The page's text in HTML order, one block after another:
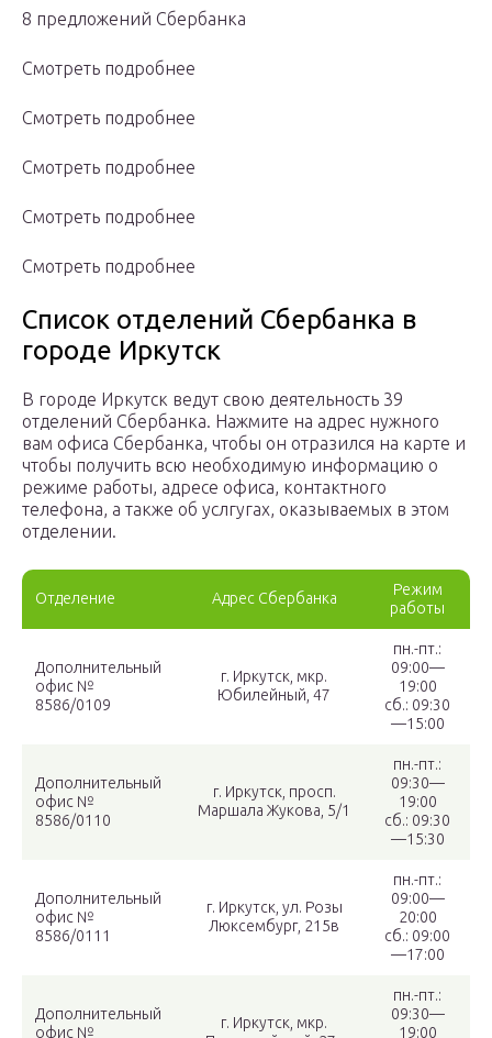
8 предложений Сбербанка
Смотреть подробнее
Смотреть подробнее
Смотреть подробнее
Смотреть подробнее
Смотреть подробнее
Список отделений Сбербанка в
городе Иркутск
В городе Иркутск ведут свою деятельность 39
отделений Сбербанка. Нажмите на адрес нужного
вам офиса Сбербанка, чтобы он отразился на карте и
чтобы получить всю необходимую информацию о
режиме работы, адресе офиса, контактного
телефона, а также об услгугах, оказываемых в этом
отделении.
Отделение Адрес Сбербанка
Режим
работы
Дополнительный
офис №
8586/0109
г. Иркутск, мкр.
Юбилейный, 47
пн.-пт.:
09:00—
19:00
сб.: 09:30
—15:00
Дополнительный
офис №
8586/0110
г. Иркутск, просп.
Маршала Жукова, 5/1
пн.-пт.:
09:30—
19:00
сб.: 09:30
—15:30
Дополнительный
офис №
8586/0111
г. Иркутск, ул. Розы
Люксембург, 215в
пн.-пт.:
09:00—
20:00
сб.: 09:00
—17:00
Дополнительный
офис №
г. Иркутск, мкр.
пн.-пт.:
09:30—
19:00